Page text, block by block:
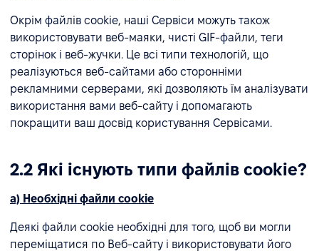
Окрім файлів cookie, наші Сервіси можуть також
використовувати веб-маяки, чисті GIF-файли, теги
сторінок і веб-жучки. Це всі типи технологій, що
реалізуються веб-сайтами або сторонніми
рекламними серверами, які дозволяють їм аналізувати
використання вами веб-сайту і допомагають
покращити ваш досвід користування Сервісами.
2.2 Які існують типи файлів cookie?
а) Необхідні файли cookie
Деякі файли cookie необхідні для того, щоб ви могли
переміщатися по Веб-сайту і використовувати його